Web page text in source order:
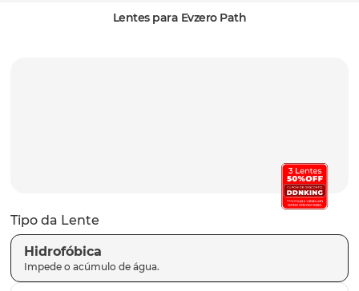
Lentes para Evzero Path
Tipo da Lente
Hidrofóbica